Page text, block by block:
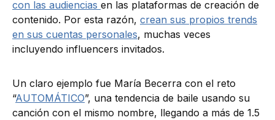
con las audiencias en las plataformas de creación de
contenido. Por esta razón, crean sus propios trends
en sus cuentas personales, muchas veces
incluyendo influencers invitados.
Un claro ejemplo fue María Becerra con el reto
“AUTOMÁTICO”, una tendencia de baile usando su
canción con el mismo nombre, llegando a más de 1.5